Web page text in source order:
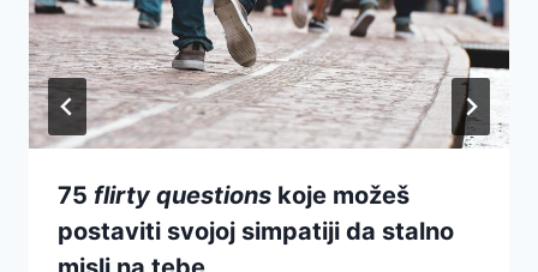
75 flirty questions koje možeš
postaviti svojoj simpatiji da stalno